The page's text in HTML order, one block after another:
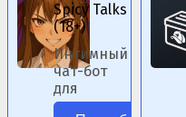
Spicy Talks
(18+)
Интимный
чат-бот
для
ролевых